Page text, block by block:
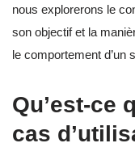
nous explorerons le
son objectif et la
le comportement d’un
Qu’est-ce
cas